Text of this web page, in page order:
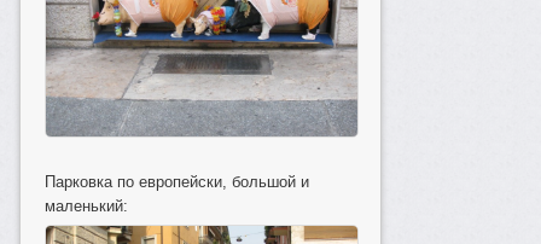
Парковка по европейски, большой и
маленький: